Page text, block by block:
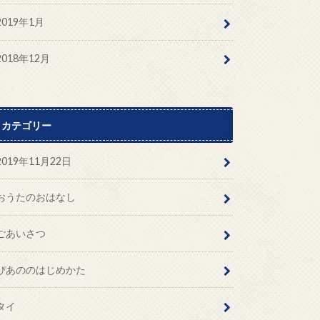
年1月
年12月
カテゴリー
年11月22日
うたのおはなし
あいさつ
あののはじめかた
イ